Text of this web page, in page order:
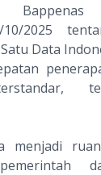
10/2025
Data
menjadi